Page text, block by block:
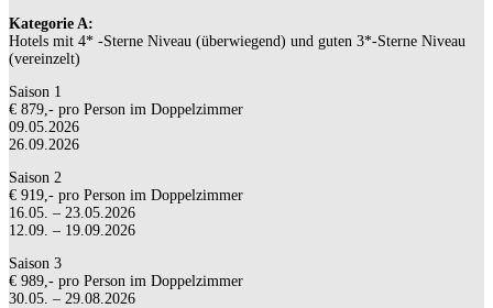
Kategorie A:
Hotels mit 4* -Sterne Niveau (überwiegend) und guten 3*-Sterne Niveau
(vereinzelt)
Saison 1
€ 879,- pro Person im Doppelzimmer
09.05.2026
26.09.2026
Saison 2
€ 919,- pro Person im Doppelzimmer
16.05. – 23.05.2026
12.09. – 19.09.2026
Saison 3
€ 989,- pro Person im Doppelzimmer
30.05. – 29.08.2026